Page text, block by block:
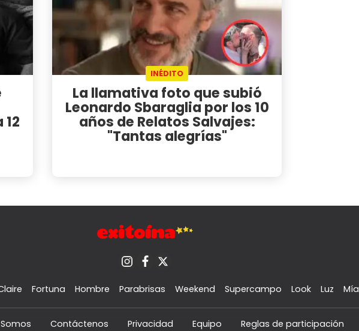
INÉDITO
La llamativa foto que subió
Leonardo Sbaraglia por los 10
años de Relatos Salvajes:
"Tantas alegrías"
Fortuna Hombre Parabrisas Weekend Supercampo Look Luz Mía
Contáctenos Privacidad Equipo Reglas de participación